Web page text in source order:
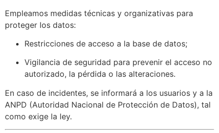
Empleamos medidas técnicas y organizativas para
proteger los datos:
Restricciones de acceso a la base de datos;
Vigilancia de seguridad para prevenir el acceso no
autorizado, la pérdida o las alteraciones.
En caso de incidentes, se informará a los usuarios y a la
ANPD (Autoridad Nacional de Protección de Datos), tal
como exige la ley.